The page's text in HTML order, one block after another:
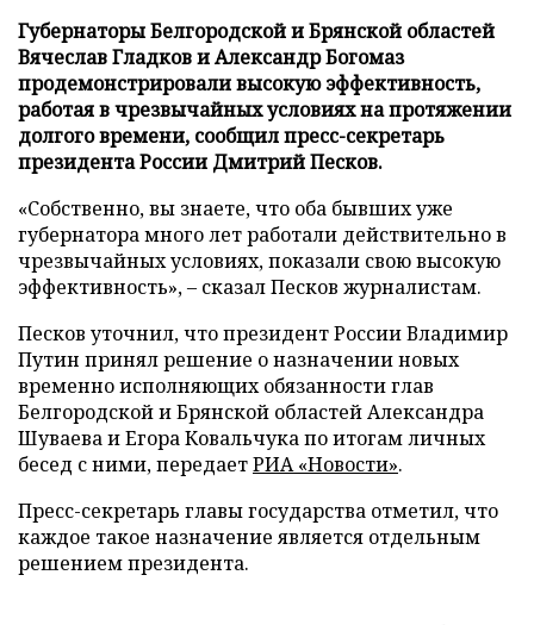
Губернаторы Белгородской и Брянской областей
Вячеслав Гладков и Александр Богомаз
продемонстрировали высокую эффективность,
работая в чрезвычайных условиях на протяжении
долгого времени, сообщил пресс-секретарь
президента России Дмитрий Песков.
«Собственно, вы знаете, что оба бывших уже
губернатора много лет работали действительно в
чрезвычайных условиях, показали свою высокую
эффективность», – сказал Песков журналистам.
Песков уточнил, что президент России Владимир
Путин принял решение о назначении новых
временно исполняющих обязанности глав
Белгородской и Брянской областей Александра
Шуваева и Егора Ковальчука по итогам личных
бесед с ними, передаетРИА «Новости».
Пресс-секретарь главы государства отметил, что
каждое такое назначение является отдельным
решением президента.